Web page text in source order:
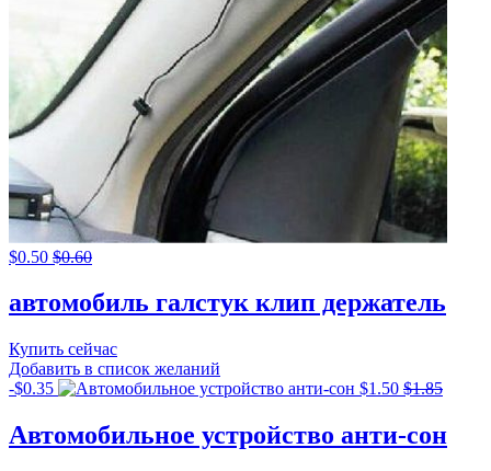
$0.50 $0.60
автомобиль галстук клип держатель
Купить сейчас
Добавить в список желаний
-$0.35 $1.50 $1.85
Автомобильное устройство анти-сон